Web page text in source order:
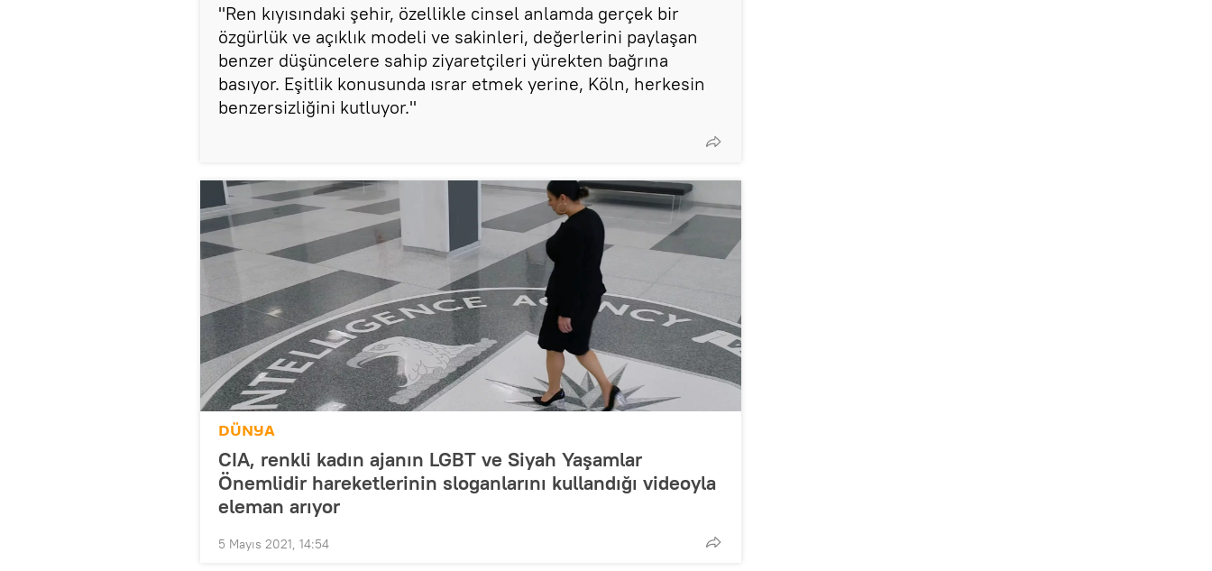
"Ren kıyısındaki şehir, özellikle cinsel anlamda gerçek bir
özgürlük ve açıklık modeli ve sakinleri, değerlerini paylaşan
benzer düşüncelere sahip ziyaretçileri yürekten bağrına
basıyor. Eşitlik konusunda ısrar etmek yerine, Köln, herkesin
benzersizliğini kutluyor."
DÜNYA
CIA, renkli kadın ajanın LGBT ve Siyah Yaşamlar
Önemlidir hareketlerinin sloganlarını kullandığı videoyla
eleman arıyor
5 Mayıs 2021, 14:54